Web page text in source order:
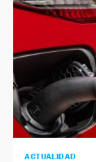
ACTUALIDAD